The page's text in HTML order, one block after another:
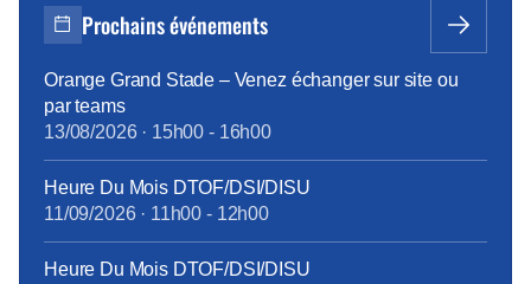
analyser les impacts du projet, évaluer les risques et
formuler des préconisations, au bénéfice des salariés
Prochains événements
Orange Grand Stade – Venez échanger sur site ou
par teams
13/08/2026· 15h00 - 16h00
Heure Du Mois DTOF/DSI/DISU
11/09/2026· 11h00 - 12h00
Heure Du Mois DTOF/DSI/DISU